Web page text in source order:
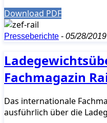
Download PDF
Presseberichte - 05/28/2019
Fachmagazin
Das internationale
ausführlich über die